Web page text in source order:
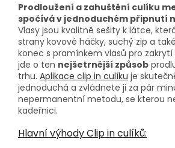
Prodloužení a zahuštění culíku
spočívá v jednoduchém připnutí
Vlasy jsou kvalitně sešity k látce,
strany kovové háčky, suchý zip a
konec s pramínkem vlasů pro zakrytí
jde o ten nejšetrnější způsob
trhu. Aplikace clip in culíku je
jednoduchá a zvládnete ji za pár
nepermanentní metodu, se kterou
kadeřnici.
Hlavní výhody Clip in culíků: